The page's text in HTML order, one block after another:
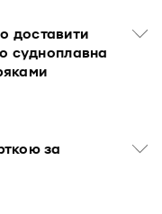
доставити
судноплавна
за